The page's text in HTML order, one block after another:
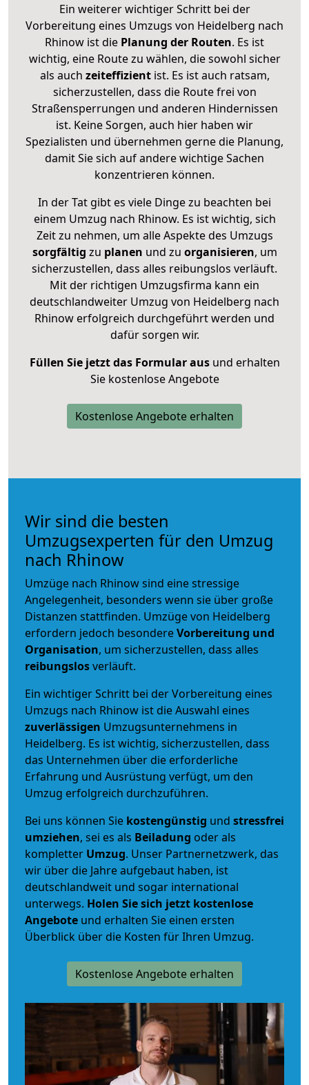
Ein weiterer wichtiger Schritt bei der
Vorbereitung eines Umzugs von Heidelberg nach
Rhinow ist die Planung der Routen. Es ist
wichtig, eine Route zu wählen, die sowohl sicher
als auch zeiteffizientist. Es ist auch ratsam,
sicherzustellen, dass die Route frei von
Straßensperrungen und anderen Hindernissen
ist. Keine Sorgen, auch hier haben wir
Spezialisten und übernehmen gerne die Planung,
damit Sie sich auf andere wichtige Sachen
konzentrieren können.
In der Tat gibt es viele Dinge zu beachten bei
einem Umzug nach Rhinow. Es ist wichtig, sich
Zeit zu nehmen, um alle Aspekte des Umzugs
sorgfältig zu planen und zu organisieren, um
sicherzustellen, dass alles reibungslos verläuft.
Mit der richtigen Umzugsfirma kann ein
deutschlandweiter Umzug von Heidelberg nach
Rhinow erfolgreich durchgeführt werden und
dafür sorgen wir.
Füllen Sie jetzt das Formular ausund erhalten
Sie kostenlose Angebote
Kostenlose Angebote erhalten
Wir sind die besten
Umzugsexperten für den Umzug
nach Rhinow
Umzüge nach Rhinow sind eine stressige
Angelegenheit, besonders wenn sie über große
Distanzen stattfinden. Umzüge von Heidelberg
erfordern jedoch besondereVorbereitung und
Organisation, um sicherzustellen, dass alles
reibungslosverläuft.
Ein wichtiger Schritt bei der Vorbereitung eines
Umzugs nach Rhinow ist die Auswahl eines
zuverlässigen Umzugsunternehmens in
Heidelberg. Es ist wichtig, sicherzustellen, dass
das Unternehmen über die erforderliche
Erfahrung und Ausrüstung verfügt, um den
Umzug erfolgreich durchzuführen.
Bei uns können Sie kostengünstig und stressfrei
umziehen, sei es als Beiladung oder als
kompletter Umzug. Unser Partnernetzwerk, das
wir über die Jahre aufgebaut haben, ist
deutschlandweit und sogar international
unterwegs. Holen Sie sich jetzt kostenlose
Angebote und erhalten Sie einen ersten
Überblick über die Kosten für Ihren Umzug.
Kostenlose Angebote erhalten